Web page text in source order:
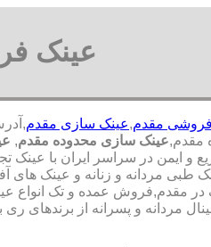
عینک
مقدم,عینک سازی مقدم
مقدم,عینک سازی محدوده مقدم,
ایمن در سراسر ایران با عینک
طبی مردانه و زنانه و عینک
در مقدم,فروش عمده و تک انواع
مردانه و پسرانه از برندهای ری